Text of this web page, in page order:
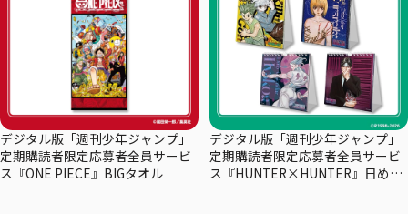
デジタル版「週刊少年ジャンプ」
定期購読者限定応募者全員サービ
ス『ONE PIECE』BIGタオル
デジタル版「週刊少年ジャンプ」
定期購読者限定応募者全員サービ
ス『HUNTER×HUNTER』日めく